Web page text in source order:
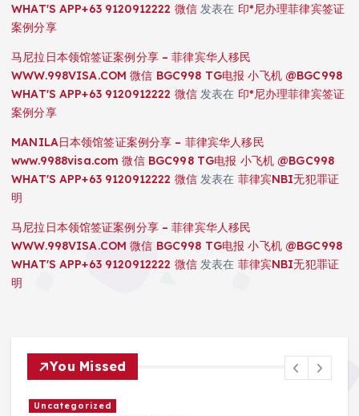
WHAT'S APP+63 9120912222 微信发表在 印*尼办理菲律宾签证
案例分享
马尼拉日本领馆签证案例分享 – 菲律宾华人移民
WWW.998VISA.COM 微信 BGC998 TG电报 小飞机 @BGC998
WHAT'S APP+63 9120912222 微信发表在 印*尼办理菲律宾签证
案例分享
MANILA日本领馆签证案例分享 – 菲律宾华人移民
www.9988visa.com 微信 BGC998 TG电报 小飞机 @BGC998
WHAT'S APP+63 9120912222 微信发表在 菲律宾NBI无犯罪证
明
马尼拉日本领馆签证案例分享 – 菲律宾华人移民
WWW.998VISA.COM 微信 BGC998 TG电报 小飞机 @BGC998
WHAT'S APP+63 9120912222 微信发表在 菲律宾NBI无犯罪证
明
You Missed
Uncategorized